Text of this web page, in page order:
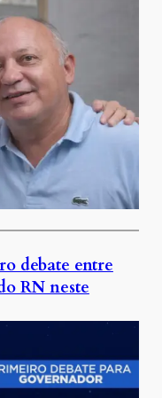
debate entre
RN neste